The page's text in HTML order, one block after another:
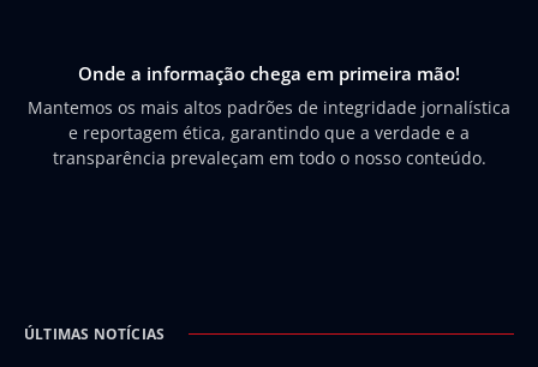
Onde a informação chega em primeira mão!
Mantemos os mais altos padrões de integridade jornalística
e reportagem ética, garantindo que a verdade e a
transparência prevaleçam em todo o nosso conteúdo.
ÚLTIMAS NOTÍCIAS